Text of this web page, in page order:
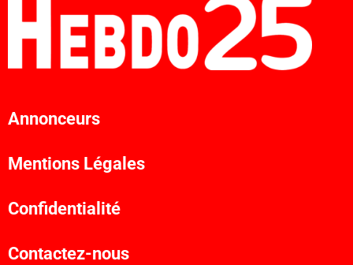
Annonceurs
Mentions Légales
Confidentialité
Contactez-nous